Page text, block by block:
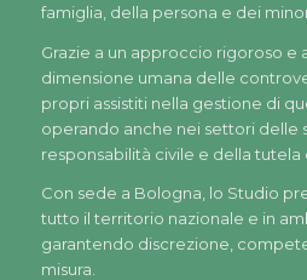
famiglia, della persona e dei
Grazie a un approccio rigoroso
dimensione umana delle
propri assistiti nella gestione di
operando anche nei settori delle
responsabilità civile e della tutela
Con sede a Bologna, lo Studio
tutto il territorio nazionale e in
garantendo discrezione,
misura.